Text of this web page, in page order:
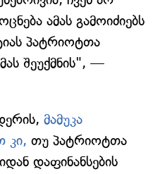
ამას გამოიძიებს
პატრიოტთა
შეუქმნის", —
მამუკა
კი, თუ პატრიოტთა
დაფინანსების